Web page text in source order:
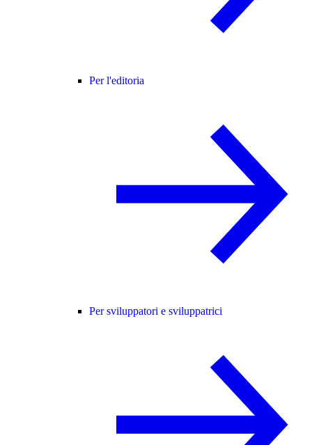
Per l'editoria
Per sviluppatori e sviluppatrici